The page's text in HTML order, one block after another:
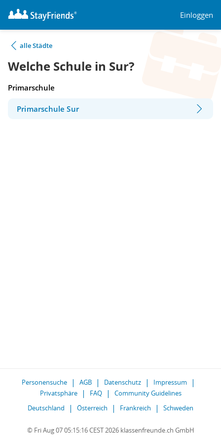
Einloggen
alle Städte
Welche Schule in Sur?
Primarschule
Primarschule Sur
Personensuche AGB Datenschutz
Impressum
Privatsphäre
FAQ
Community Guidelines
Deutschland
Österreich Frankreich Schweden
© Fri Aug 07 05:15:16 CEST 2026 klassenfreunde.ch GmbH